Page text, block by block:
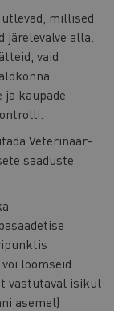
millised
järelevalve alla.
vaid
ja kaupade
Veterinaar-
saaduste
loomseid
vastutaval isikul
asemel)